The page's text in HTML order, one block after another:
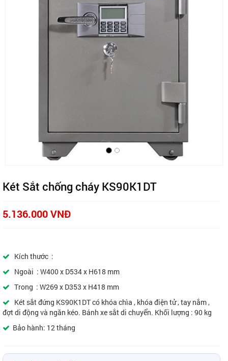
Két Sắt chống cháy KS90K1DT
5.136.000 VNĐ
Kích thước :
Ngoài : W400 x D534 x H618 mm
Trong : W269 x D353 x H418 mm
Két sắt đứng KS90K1DT có khóa chìa , khóa điện tử , tay nắm ,
đợt di động và ngăn kéo. Bánh xe sắt di chuyển. Khối lượng : 90 kg
Bảo hành: 12 tháng